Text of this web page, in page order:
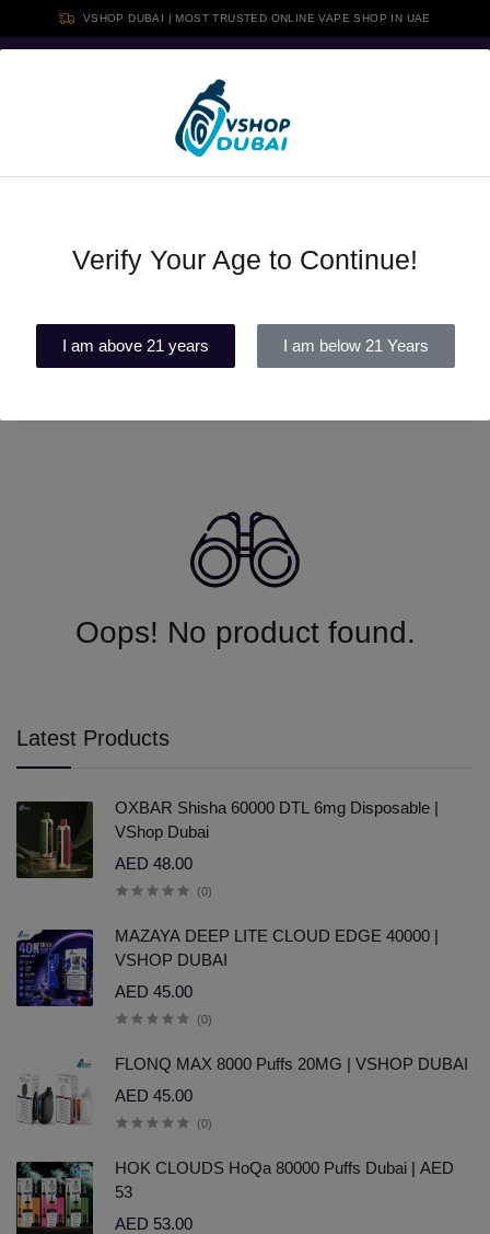
VSHOP DUBAI | MOST TRUSTED ONLINE VAPE SHOP IN UAE
Cash on Delivery in all Over UAE
Latest Products
OXBAR Shisha 60000 DTL 6mg Disposable |
VShop Dubai
AED 48.00
(0)
MAZAYA DEEP LITE CLOUD EDGE 40000 |
VSHOP DUBAI
AED 45.00
(0)
FLONQ MAX 8000 Puffs 20MG | VSHOP DUBAI
AED 45.00
(0)
HOK CLOUDS HoQa 80000 Puffs Dubai | AED
53
AED 53.00
vapes bars ghost pro
Oops! No product found.
Verify Your Age to Continue!
I am above 21 years I am below 21 Years